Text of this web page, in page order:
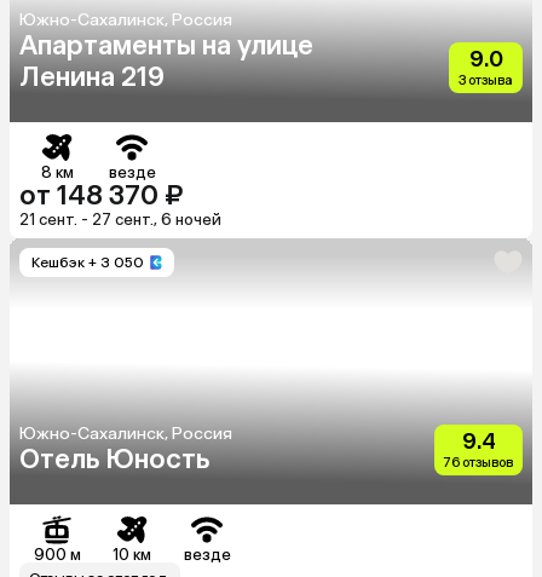
Южно-Сахалинск, Россия
Апартаменты на улице
Ленина 219
9.0
3 отзыва
8 км везде
от 148 370 ₽
21 сент. - 27 сент., 6 ночей
Кешбэк + 3 050
Южно-Сахалинск, Россия
Отель Юность
9.4
76 отзывов
900 м 10 км везде